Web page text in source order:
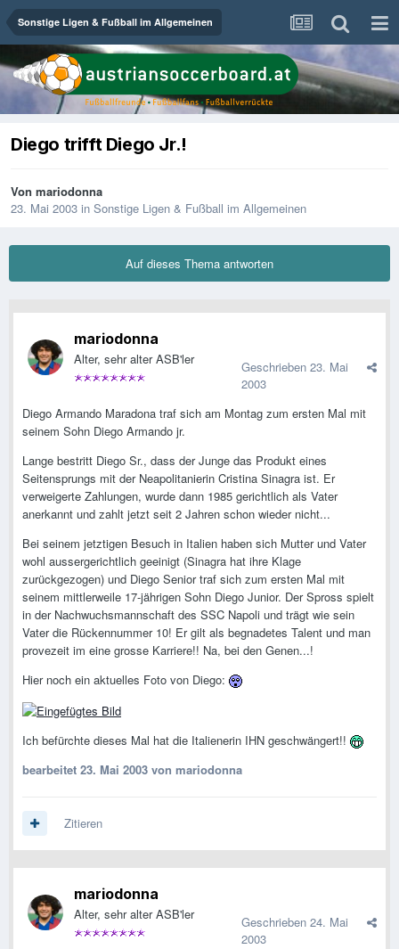
Sonstige Ligen & Fußball im Allgemeinen
Diego trifft Diego Jr.!
Von mariodonna
23. Mai 2003 in Sonstige Ligen & Fußball im Allgemeinen
Auf dieses Thema antworten
mariodonna
Alter, sehr alter ASB'ler Geschrieben 23. Mai
2003
Diego Armando Maradona traf sich am Montag zum ersten Mal mit
seinem Sohn Diego Armando jr.
Lange bestritt Diego Sr., dass der Junge das Produkt eines
Seitensprungs mit der Neapolitanierin Cristina Sinagra ist. Er
verweigerte Zahlungen, wurde dann 1985 gerichtlich als Vater
anerkannt und zahlt jetzt seit 2 Jahren schon wieder nicht...
Bei seinem jetztigen Besuch in Italien haben sich Mutter und Vater
wohl aussergerichtlich geeinigt (Sinagra hat ihre Klage
zurückgezogen) und Diego Senior traf sich zum ersten Mal mit
seinem mittlerweile 17-jährigen Sohn Diego Junior. Der Spross spielt
in der Nachwuchsmannschaft des SSC Napoli und trägt wie sein
Vater die Rückennummer 10! Er gilt als begnadetes Talent und man
provezeit im eine grosse Karriere!! Na, bei den Genen...!
Hier noch ein aktuelles Foto von Diego:
Ich befürchte dieses Mal hat die Italienerin IHN geschwängert!!
bearbeitet 23. Mai 2003 von mariodonna
Zitieren
mariodonna
Alter, sehr alter ASB'ler Geschrieben 24. Mai
2003